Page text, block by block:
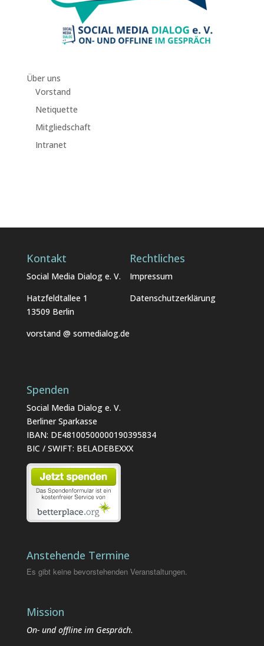
Über uns
Vorstand
Netiquette
Mitgliedschaft
Intranet
Kontakt
Social Media Dialog e. V.
Hatzfeldtallee 1
13509 Berlin
vorstand @ somedialog.de
Rechtliches
Impressum
Datenschutzerklärung
Spenden
Social Media Dialog e. V.
Berliner Sparkasse
IBAN: DE48100500000190395834
BIC / SWIFT: BELADEBEXXX
Anstehende Termine
Es gibt keine bevorstehenden Veranstaltungen.
Mission
On- und offline im Gespräch.